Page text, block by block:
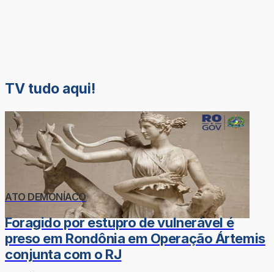
TV tudo aqui!
ATO DEMONÍACO
Foragido por estupro de vulnerável é
preso em Rondônia em Operação Ártemis
conjunta com o RJ